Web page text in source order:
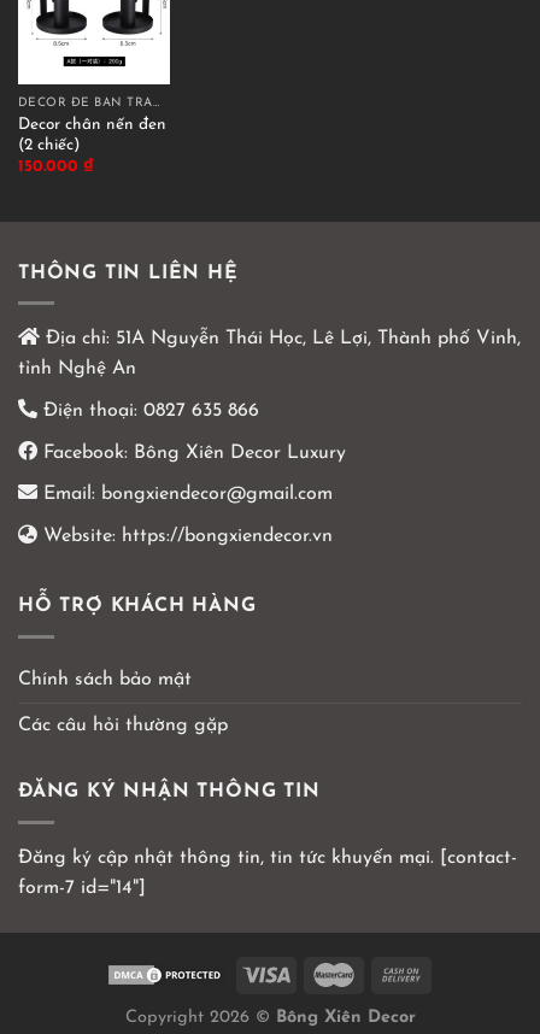
DECOR ĐỂ BÀN TRANG TRÍ
Decor chân nến đen
(2 chiếc)
150.000 ₫
THÔNG TIN LIÊN HỆ
Địa chỉ: 51A Nguyễn Thái Học, Lê Lợi, Thành phố Vinh,
tỉnh Nghệ An
Điện thoại: 0827 635 866
Facebook: Bông Xiên Decor Luxury
Email: bongxiendecor@gmail.com
Website: https://bongxiendecor.vn
HỖ TRỢ KHÁCH HÀNG
Chính sách bảo mật
Các câu hỏi thường gặp
ĐĂNG KÝ NHẬN THÔNG TIN
Đăng ký cập nhật thông tin, tin tức khuyến mại. [contact-
form-7 id="14"]
Copyright 2026 © Bông Xiên Decor